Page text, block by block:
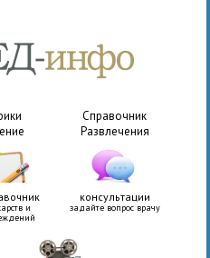
Справочник
Развлечения
и
консультации
задайте вопрос врачу